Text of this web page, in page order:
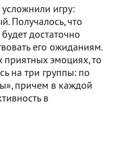
игру:
Получалось, что
достаточно
его ожиданиям.
эмоциях, то
на три группы: по
причем в каждой
в